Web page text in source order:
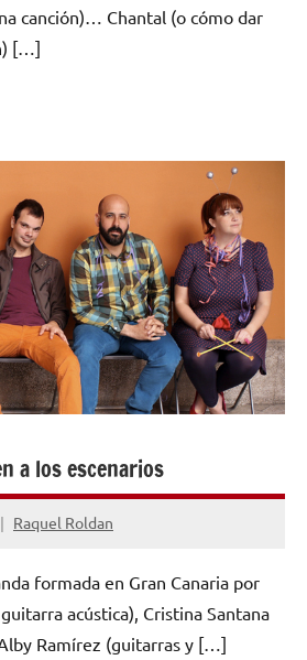
canción)… Chantal (o cómo dar
[…]
a los escenarios
Raquel Roldan
formada en Gran Canaria por
acústica), Cristina Santana
Ramírez (guitarras y […]